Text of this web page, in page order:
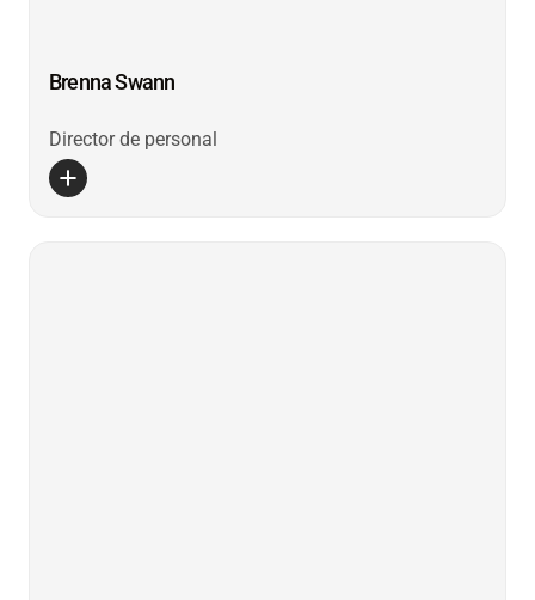
Brenna Swann
Director de personal